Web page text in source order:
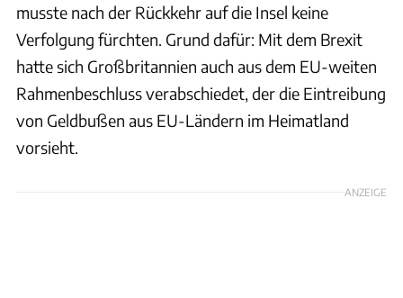
musste nach der Rückkehr auf die Insel keine
Verfolgung fürchten. Grund dafür: Mit dem Brexit
hatte sich Großbritannien auch aus dem EU-weiten
Rahmenbeschluss verabschiedet, der die Eintreibung
von Geldbußen aus EU-Ländern im Heimatland
vorsieht.
ANZEIGE